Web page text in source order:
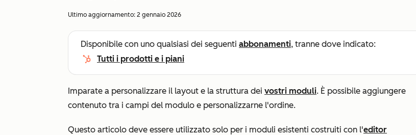
Ultimo aggiornamento: 2 gennaio 2026
Disponibile con uno qualsiasi dei seguenti abbonamenti, tranne dove indicato:
Tutti i prodotti e i piani
Imparate a personalizzare il layout e la struttura dei vostri moduli. È possibile aggiungere
contenuto tra i campi del modulo e personalizzarne l'ordine.
Questo articolo deve essere utilizzato solo per i moduli esistenti costruiti con l'editor